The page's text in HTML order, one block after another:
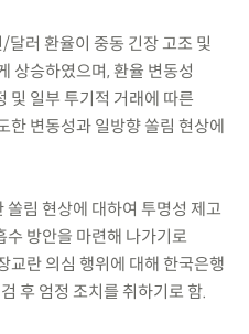
러 환율이 중동 긴장 고조 및
상승하였으며, 환율 변동성
및 일부 투기적 거래에 따른
한 변동성과 일방향 쏠림 현상에
림 현상에 대하여 투명성 제고
수 방안을 마련해 나가기로
교란 의심 행위에 대해 한국은행
후 엄정 조치를 취하기로 함.